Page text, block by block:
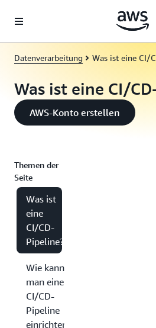
Überspringen zum Hauptinhalt
Datenverarbeitung Was ist eine CI/
Was ist eine CI/
AWS-Konto erstellen
Themen der
Seite
Was ist
eine
CI/CD-
Pipeline?
Wie kann
man eine
CI/CD-
Pipeline
einrichten?